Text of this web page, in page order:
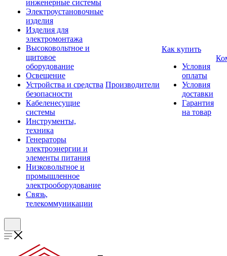
инженерные системы
Электроустановочные
изделия
Изделия для
электромонтажа
Высоковольтное и
щитовое
оборудование
Освещение
Устройства и средства
безопасности
Кабеленесущие
системы
Инструменты,
техника
Генераторы
электроэнергии и
элементы питания
Низковольтное и
промышленное
электрооборудование
Связь,
телекоммуникации
Производители
Как купить
Условия
оплаты
Условия
доставки
Гарантия
на товар